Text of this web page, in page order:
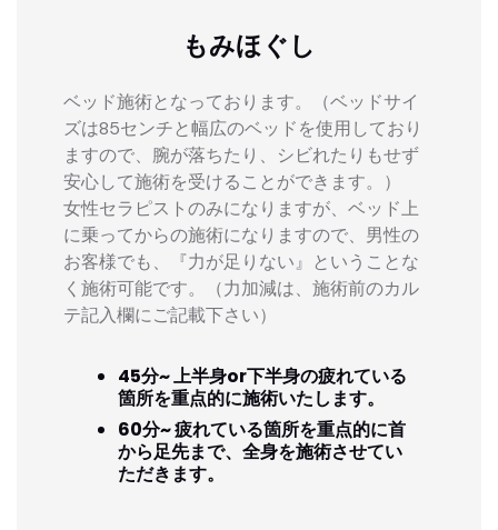
もみほぐし
ベッド施術となっております。（ベッドサイ
ズは85センチと幅広のベッドを使用しており
ますので、腕が落ちたり、シビれたりもせず
安心して施術を受けることができます。）
女性セラピストのみになりますが、ベッド上
に乗ってからの施術になりますので、男性の
お客様でも、『力が足りない』ということな
く施術可能です。（力加減は、施術前のカル
テ記入欄にご記載下さい）
45分~ 上半身or下半身の疲れている
箇所を重点的に施術いたします。
60分~ 疲れている箇所を重点的に首
から足先まで、全身を施術させてい
ただきます。